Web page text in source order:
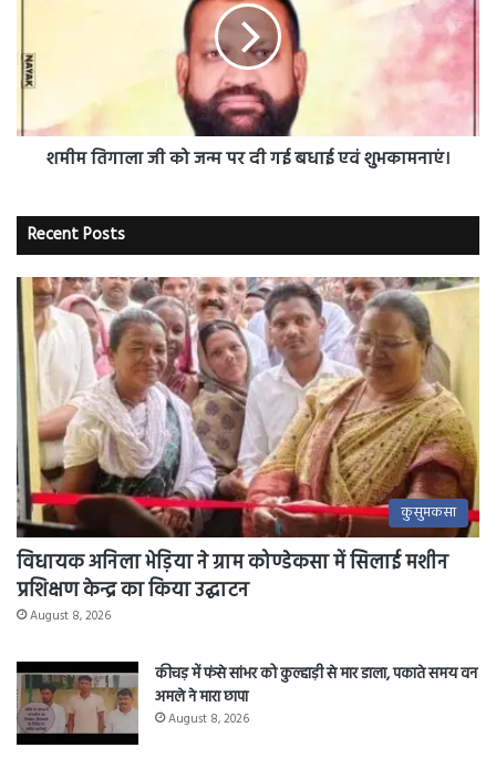
पर
दी
बधाई
शमीम तिगाला जी को जन्म पर दी गई बधाई एवं शुभकामनाएं।
Recent Posts
कुसुमकसा
विधायक अनिला भेड़िया ने ग्राम कोण्डेकसा में सिलाई मशीन
प्रशिक्षण केन्द्र का किया उद्घाटन
August 8, 2026
कीचड़ में फंसे सांभर को कुल्हाड़ी से मार डाला, पकाते समय वन
अमले ने मारा छापा
August 8, 2026